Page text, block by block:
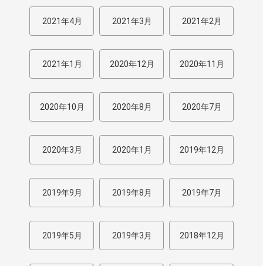
2021年4月 2021年3月 2021年2月
2021年1月 2020年12月 2020年11月
2020年10月 2020年8月 2020年7月
2020年3月 2020年1月 2019年12月
2019年9月 2019年8月 2019年7月
2019年5月 2019年3月 2018年12月